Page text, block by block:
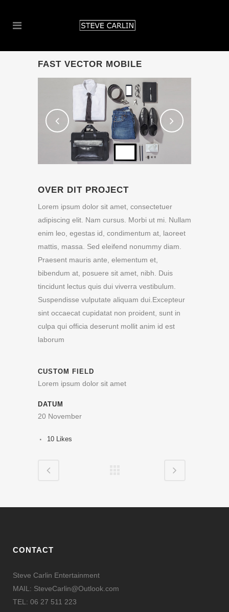
FAST VECTOR MOBILE
OVER DIT PROJECT
Lorem ipsum dolor sit amet, consectetuer
adipiscing elit. Nam cursus. Morbi ut mi. Nullam
enim leo, egestas id, condimentum at, laoreet
mattis, massa. Sed eleifend nonummy diam.
Praesent mauris ante, elementum et,
bibendum at, posuere sit amet, nibh. Duis
tincidunt lectus quis dui viverra vestibulum.
Suspendisse vulputate aliquam dui.Excepteur
sint occaecat cupidatat non proident, sunt in
culpa qui officia deserunt mollit anim id est
laborum
CUSTOM FIELD
Lorem ipsum dolor sit amet
DATUM
20 November
10 Likes
CONTACT
Steve Carlin Entertainment
MAIL: SteveCarlin@Outlook.com
TEL: 06 27 511 223